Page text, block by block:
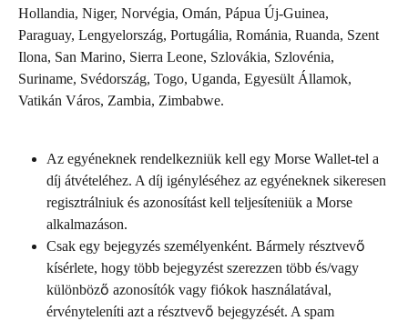
Hollandia, Niger, Norvégia, Omán, Pápua Új-Guinea,
Paraguay, Lengyelország, Portugália, Románia, Ruanda, Szent
Ilona, San Marino, Sierra Leone, Szlovákia, Szlovénia,
Suriname, Svédország, Togo, Uganda, Egyesült Államok,
Vatikán Város, Zambia, Zimbabwe.
Az egyéneknek rendelkezniük kell egy Morse Wallet-tel a
díj átvételéhez. A díj igényléséhez az egyéneknek sikeresen
regisztrálniuk és azonosítást kell teljesíteniük a Morse
alkalmazáson.
Csak egy bejegyzés személyenként. Bármely résztvevő
kísérlete, hogy több bejegyzést szerezzen több és/vagy
különböző azonosítók vagy fiókok használatával,
érvényteleníti azt a résztvevő bejegyzését. A spam